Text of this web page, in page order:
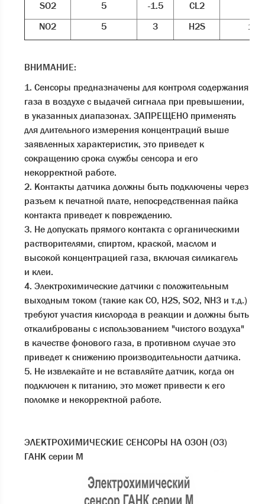
SO2 5 -1.5 CL2
NO2
5 3 H2S 15
ВНИМАНИЕ:
1. Сенсоры предназначены для контроля содержания
газа в воздухе с выдачей сигнала при превышении,
в указанных диапазонах. ЗАПРЕЩЕНО применять
для длительного измерения концентраций выше
заявленных характеристик, это приведет к
сокращению срока службы сенсора и его
некорректной работе.
2. Контакты датчика должны быть подключены через
разъем к печатной плате, непосредственная пайка
контакта приведет к повреждению.
3. Не допускать прямого контакта с органическими
растворителями, спиртом, краской, маслом и
высокой концентрацией газа, включая силикагель
и клеи.
4. Электрохимические датчики с положительным
выходным током (такие как CO, H2S, SO2, NH3 и т.д.)
требуют участия кислорода в реакции и должны быть
откалиброваны с использованием "чистого воздуха"
в качестве фонового газа, в противном случае это
приведет к снижению производительности датчика.
5. Не извлекайте и не вставляйте датчик, когда он
подключен к питанию, это может привести к его
поломке и некорректной работе.
ЭЛЕКТРОХИМИЧЕСКИЕ СЕНСОРЫ НА ОЗОН (O3)
ГАНК серии М